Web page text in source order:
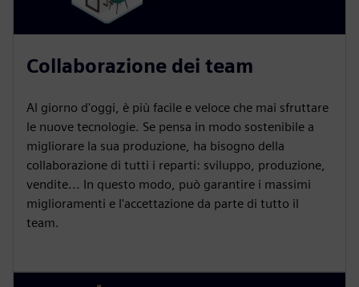
Collaborazione dei team
Al giorno d'oggi, è più facile e veloce che mai sfruttare
le nuove tecnologie. Se pensa in modo sostenibile a
migliorare la sua produzione, ha bisogno della
collaborazione di tutti i reparti: sviluppo, produzione,
vendite... In questo modo, può garantire i massimi
miglioramenti e l'accettazione da parte di tutto il
team.